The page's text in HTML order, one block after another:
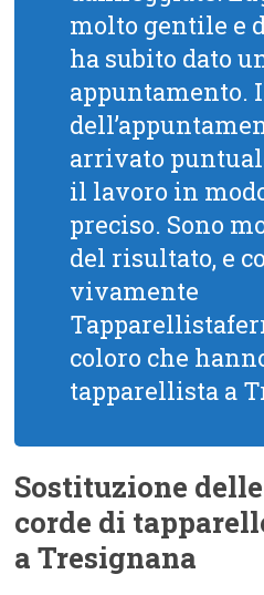
molto gentile e
ha subito dato
appuntamento.
arrivato
il lavoro in
preciso. Sono
del risultato, e
vivamente
coloro che
tapparellista a
Sostituzione
corde di
a Tresignana